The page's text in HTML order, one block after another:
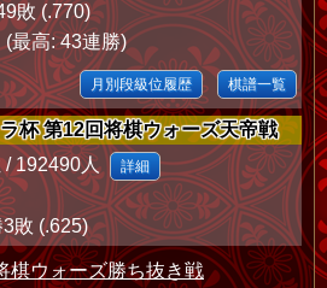
敗 (.770)
最高: 43連勝)
月別段級位履歴 棋譜一覧
杯 第12回将棋ウォーズ天帝戦
192490人 詳細
敗 (.625)
棋ウォーズ勝ち抜き戦